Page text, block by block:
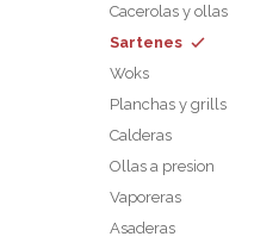
Cacerolas y ollas
Sartenes
Woks
Planchas y grills
Calderas
Ollas a presion
Vaporeras
Asaderas